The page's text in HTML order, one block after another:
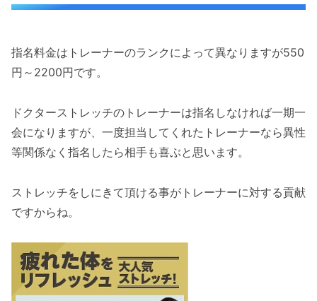
指名料金はトレーナーのランクによって異なりますが550
円～2200円です。
ドクターストレッチのトレーナーは指名しなければ一期一
会になりますが、一度担当してくれたトレーナーなら異性
等関係なく指名したら相手も喜ぶと思います。
ストレッチをしにきて頂ける事がトレーナーに対する貢献
ですからね。